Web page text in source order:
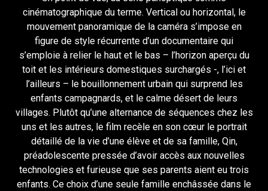
cinématographique du terme. Vertical ou horizontal, le
mouvement panoramique de la caméra s’impose en
figure de style récurrente d’un documentaire qui
s’emploie à relier le haut et le bas – l’horizon aperçu du
toit et les intérieurs domestiques surchargés -, l’ici et
l’ailleurs – le bouillonnement urbain qui surprend les
enfants campagnards, et le calme désert de leurs
villages. Plutôt qu’une alternance de séquences chez les
uns et les autres, le film recèle en son cœur le portrait
détaillé de la vie d’une élève et de sa famille, Qin,
préadolescente pressée d’avoir accès aux nouvelles
technologies et furieuse que ses parents aient eu trois
enfants. Ce choix d’une seule famille enchâssée dans le